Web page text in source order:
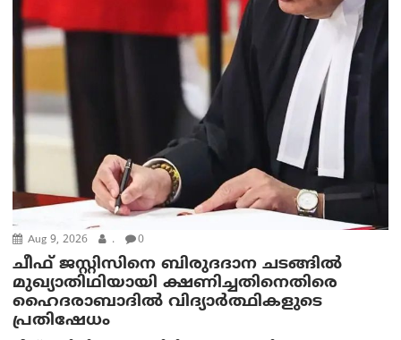
Aug 9, 2026 . 0
ചീഫ് ജസ്റ്റിസിനെ ബിരുദദാന ചടങ്ങില്‍
മുഖ്യാതിഥിയായി ക്ഷണിച്ചതിനെതിരെ
ഹൈദരാബാദില്‍ വിദ്യാർത്ഥികളുടെ
പ്രതിഷേധം